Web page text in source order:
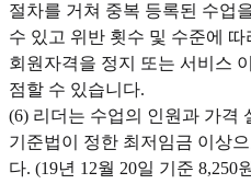
절차를 거쳐 중복 등록된 수업
수 있고 위반 횟수 및 수준에
회원자격을 정지 또는 서비스
점할 수 있습니다.
(6) 리더는 수업의 인원과 가격
기준법이 정한 최저임금 이상
다. (19년 12월 20일 기준 8,250